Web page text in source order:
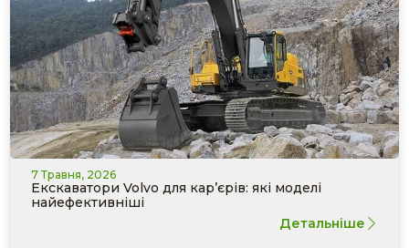
7 Травня, 2026
Екскаватори Volvo для кар’єрів: які моделі
найефективніші
Детальніше